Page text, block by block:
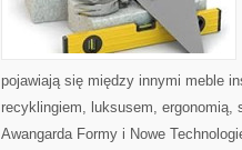
pojawiają się między innymi meble
recyklingiem, luksusem, ergonomią,
Awangarda Formy i Nowe